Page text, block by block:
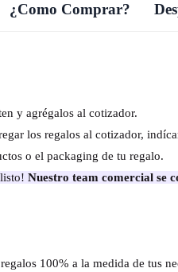
¿Como Comprar?
y agrégalos al cotizador.
los regalos al cotizador,
o el packaging de tu regalo.
Nuestro team comercial se
100% a la medida de tus